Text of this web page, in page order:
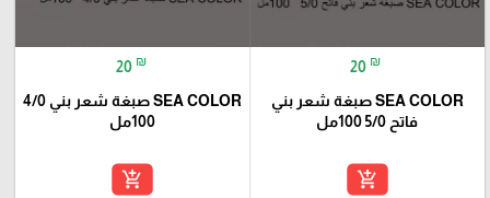
20 ₪
SEA COLOR صبغة شعر بني
فاتح 5/0 100مل
add_shopping_cart
20 ₪
SEA COLOR صبغة شعر بني 4/0
100مل
add_shopping_cart